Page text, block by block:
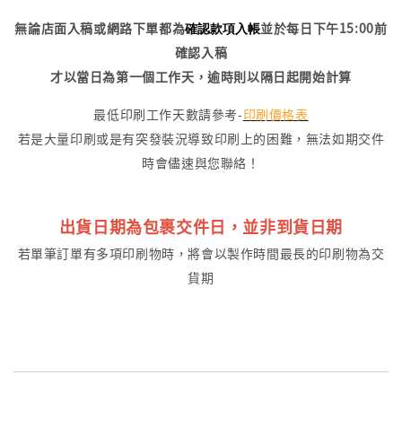
無論店面入稿或網路下單都為確認款項入帳並於每日下午15:00前
確認入稿
才以當日為第一個工作天，逾時則以隔日起開始計算
最低印刷工作天數請參考-印刷價格表
若是大量印刷或是有突發裝況導致印刷上的困難，無法如期交件
時會儘速與您聯絡！
出貨日期為包裹交件日，並非到貨日期
若單筆訂單有多項印刷物時，將會以製作時間最長的印刷物為交
貨期